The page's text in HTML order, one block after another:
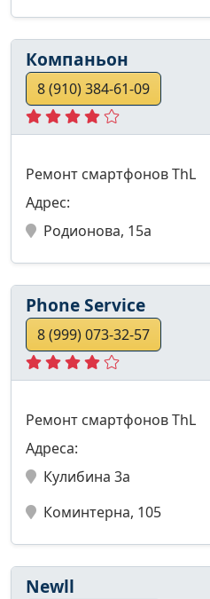
Компаньон
8 (910) 384-61-09
Ремонт смартфонов ThL
Адрес:
Родионова, 15а
Phone Service
8 (999) 073-32-57
Ремонт смартфонов ThL
Адреса:
Кулибина 3а
Коминтерна, 105
Newll